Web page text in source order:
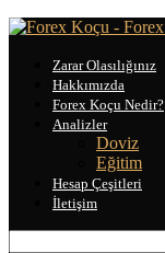
Zarar Olasılığınız
Hakkımızda
Forex Koçu Nedir?
Analizler
Doviz
Eğitim
Hesap Çeşitleri
İletişim